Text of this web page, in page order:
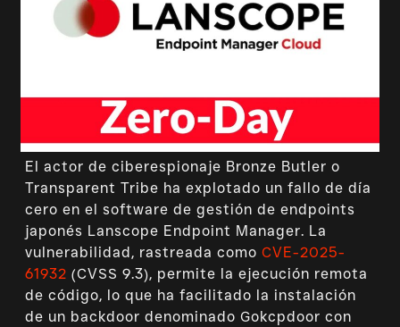
El actor de ciberespionaje Bronze Butler o
Transparent Tribe ha explotado un fallo de día
cero en el software de gestión de endpoints
japonés Lanscope Endpoint Manager. La
vulnerabilidad, rastreada comoCVE-2025-
61932 (CVSS 9.3), permite la ejecución remota
de código, lo que ha facilitado la instalación
de un backdoor denominado Gokcpdoor con